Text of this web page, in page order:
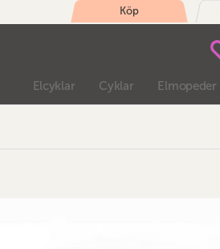
Köp
Elcyklar Cyklar Elmopeder